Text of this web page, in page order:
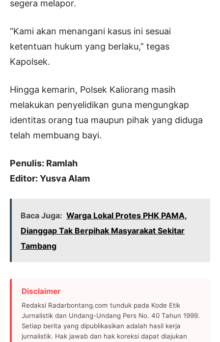
segera melapor.
“Kami akan menangani kasus ini sesuai
ketentuan hukum yang berlaku,” tegas
Kapolsek.
Hingga kemarin, Polsek Kaliorang masih
melakukan penyelidikan guna mengungkap
identitas orang tua maupun pihak yang diduga
telah membuang bayi.
Penulis: Ramlah
Editor: Yusva Alam
Baca Juga: Warga Lokal Protes PHK PAMA,
Dianggap Tak Berpihak Masyarakat Sekitar
Tambang
Disclaimer
Redaksi Radarbontang.com tunduk pada Kode Etik
Jurnalistik dan Undang-Undang Pers No. 40 Tahun 1999.
Setiap berita yang dipublikasikan adalah hasil kerja
jurnalistik. Hak jawab dan hak koreksi dapat diajukan